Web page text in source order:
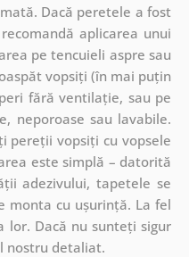
Dacă peretele a fost
aplicarea unui
pe tencuieli aspre sau
vopsiți (în mai puțin
fără ventilație, sau pe
neporoase sau lavabile.
pereții vopsiți cu vopsele
este simplă – datorită
adezivului, tapetele se
monta cu ușurință. La fel
lor. Dacă nu sunteți sigur
nostru detaliat.